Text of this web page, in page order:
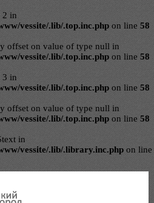
2 in
vessite/.lib/.top.inc.php on line 58
offset on value of type null in
vessite/.lib/.top.inc.php on line 58
3 in
vessite/.lib/.top.inc.php on line 58
offset on value of type null in
vessite/.lib/.top.inc.php on line 58
in
vessite/.lib/.library.inc.php on line